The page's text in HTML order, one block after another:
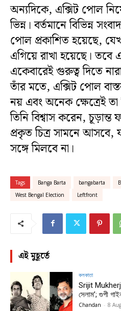
অন্যদিকে, এক্সিট পোল
ভিন্ন। বর্তমানে বিভিন্ন
পোল প্রকাশিত হয়েছে,
এগিয়ে রাখা হয়েছে। তবে
একেবারেই গুরুত্ব দিতে
তাঁর মতে, এক্সিট পোল
নয় এবং অনেক ক্ষেত্রেই তা
তিনি বিশ্বাস করেন,
প্রকৃত চিত্র সামনে আসবে,
সঙ্গে মিলবে না।
Tags Banga Barta bangabarta
West Bengal Election
Leftfront
এই মুহূর্তে
কলকাতা
Srijit Mukherji:
সেলাম’; গুপী
Chandan - 8